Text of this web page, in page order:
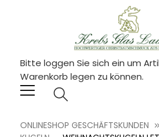
Bitte loggen Sie sich ein um
Warenkorb legen zu können.
ONLINESHOP GESCHÄFTSKUNDEN